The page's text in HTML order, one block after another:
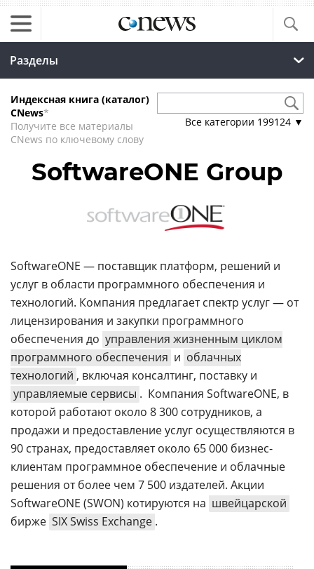
Разделы
Индексная книга (каталог)
CNews*
Получите все материалы
CNews по ключевому слову
Все категории 199124 ▼
SoftwareONE Group
SoftwareONE — поставщик платформ, решений и
услуг в области программного обеспечения и
технологий. Компания предлагает спектр услуг — от
лицензирования и закупки программного
обеспечения до управления жизненным циклом
программного обеспечения и облачных
технологий , включая консалтинг, поставку и
управляемые сервисы . Компания SoftwareONE, в
которой работают около 8 300 сотрудников, а
продажи и предоставление услуг осуществляются в
90 странах, предоставляет около 65 000 бизнес-
клиентам программное обеспечение и облачные
решения от более чем 7 500 издателей. Акции
SoftwareONE (SWON) котируются на швейцарской
бирже SIX Swiss Exchange .